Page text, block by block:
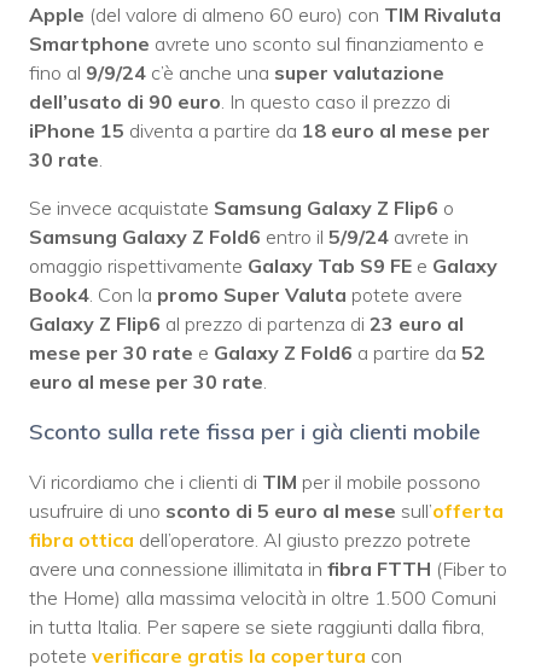
Apple (del valore di almeno 60 euro) con TIM Rivaluta
Smartphone avrete uno sconto sul finanziamento e
fino al 9/9/24 c’è anche una super valutazione
dell’usato di 90 euro. In questo caso il prezzo di
iPhone 15 diventa a partire da 18 euro al mese per
30 rate.
Se invece acquistate Samsung Galaxy Z Flip6 o
Samsung Galaxy Z Fold6 entro il 5/9/24 avrete in
omaggio rispettivamente Galaxy Tab S9 FE e Galaxy
Book4. Con la promo Super Valuta potete avere
Galaxy Z Flip6 al prezzo di partenza di 23 euro al
mese per 30 rate e Galaxy Z Fold6 a partire da 52
euro al mese per 30 rate.
Sconto sulla rete fissa per i già clienti mobile
Vi ricordiamo che i clienti di TIM per il mobile possono
usufruire di uno sconto di 5 euro al mese sull’offerta
fibra ottica dell’operatore. Al giusto prezzo potrete
avere una connessione illimitata in fibra FTTH (Fiber to
the Home) alla massima velocità in oltre 1.500 Comuni
in tutta Italia. Per sapere se siete raggiunti dalla fibra,
potete verificare gratis la copertura con